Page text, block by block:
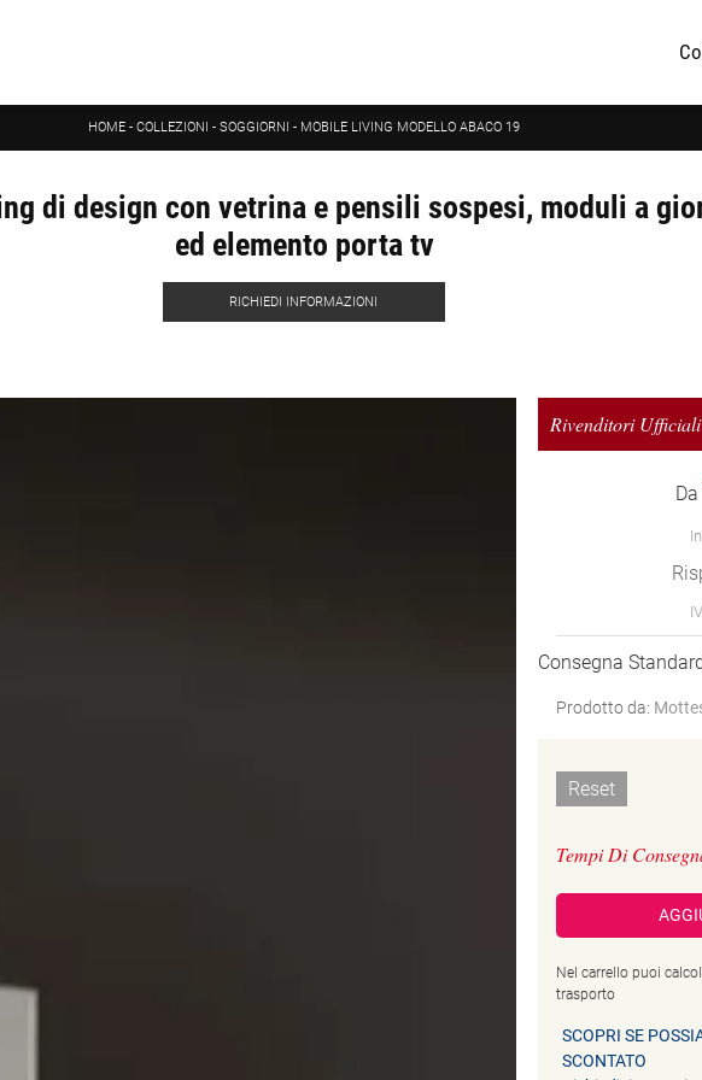
HOME - COLLEZIONI - SOGGIORNI - MOBILE LIVING MODELLO ABACO 19
di design con vetrina e pensili sospesi, moduli a
ed elemento porta tv
RICHIEDI INFORMAZIONI
Rivenditori Ufficiali
Da
Consegna
Prodotto da:
Reset
Tempi Di
Nel carrello puoi
trasporto
SCOPRI SE
SCONTATO